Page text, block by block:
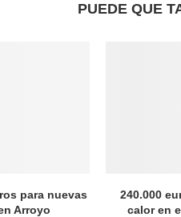
PUEDE QUE
para nuevas
Arroyo
240.000
calor en